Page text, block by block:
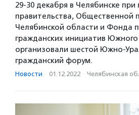
29-30 декабря в Челябинске
правительства, Общественной
Челябинской области и Фонда
гражданских инициатив Южного
организовали шестой Южно-
гражданский форум.
Новости · 01.12.2022 · Челябинская